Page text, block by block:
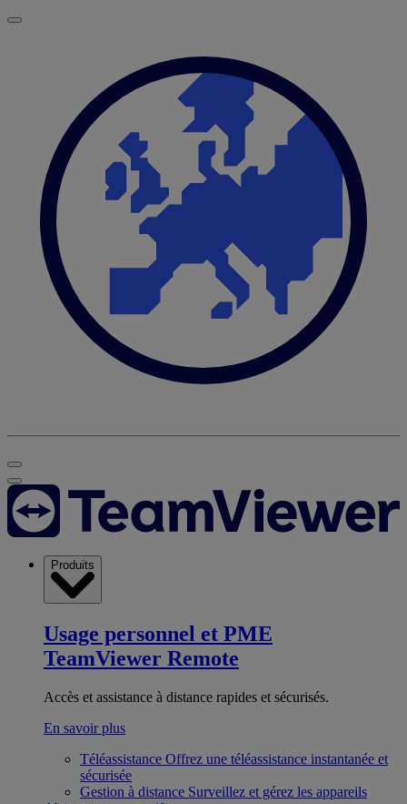
Produits
Usage personnel et PME
TeamViewer Remote
Accès et assistance à distance rapides et sécurisés.
En savoir plus
Téléassistance Offrez une téléassistance instantanée et
sécurisée
Gestion à distance Surveillez et gérez les appareils